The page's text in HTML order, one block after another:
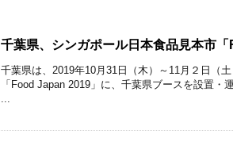
千葉県、シンガポール日本食品見本市
千葉県は、2019年10月31日（木）～11月２日（
「Food Japan 2019」に、千葉県ブースを設置
...